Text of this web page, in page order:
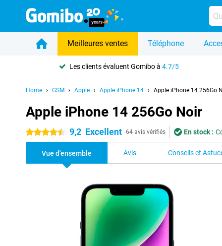
Meilleures ventes Téléphone
Les clients évaluent Gomibo à4.7/5
Home GSM Apple Apple iPhone 14 Apple iPhone 14 256Go
Apple iPhone 14 256Go Noir
4.5 étoiles 9,2 Excellent 64 avis vérifiés En stock :
Vue d'ensemble Avis Conseils et